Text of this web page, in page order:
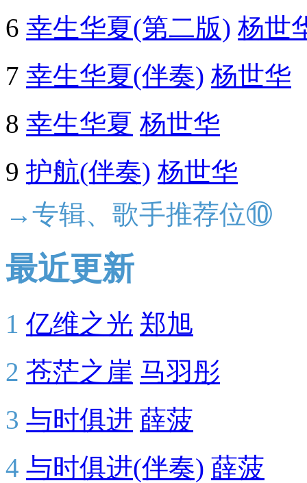
6 幸生华夏(第二版) 杨世
7 幸生华夏(伴奏) 杨世华
8 幸生华夏 杨世华
9 护航(伴奏) 杨世华
→专辑、歌手推荐位⑩
最近更新
1 亿维之光 郑旭
2 苍茫之崖 马羽彤
3 与时俱进 薛菠
4 与时俱进(伴奏) 薛菠